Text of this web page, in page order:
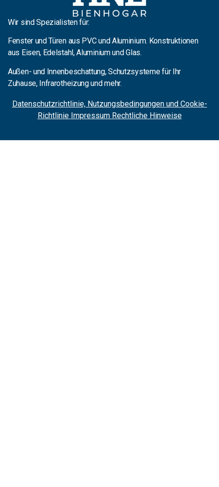
Wir sind Spezialisten für:
Fenster und Türen aus PVC und Aluminium. Konstruktionen
aus Eisen, Edelstahl, Aluminium und Glas.
Außen- und Innenbeschattung, Schutzsysteme für Ihr
Zuhause, Infrarotheizung und mehr.
Datenschutzrichtlinie, Nutzungsbedingungen und Cookie-
Richtlinie Impressum Rechtliche Hinweise